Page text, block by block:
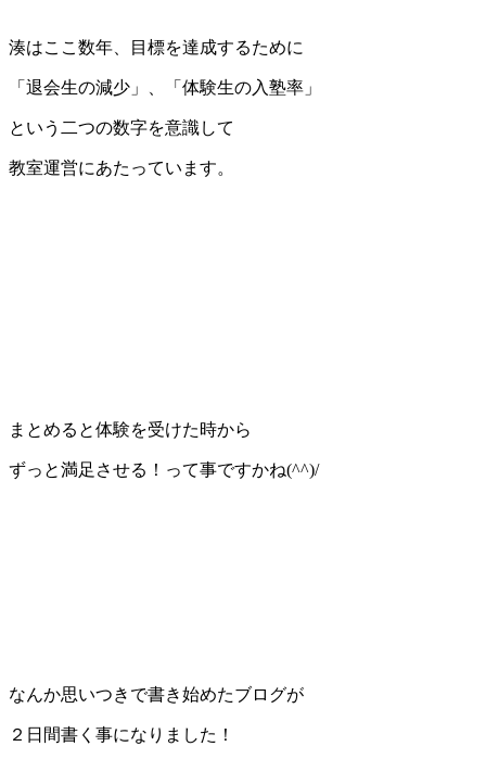
湊はここ数年、目標を達成するために
「退会生の減少」、「体験生の入塾率」
という二つの数字を意識して
教室運営にあたっています。
まとめると体験を受けた時から
ずっと満足させる！って事ですかね(^^)/
なんか思いつきで書き始めたブログが
２日間書く事になりました！